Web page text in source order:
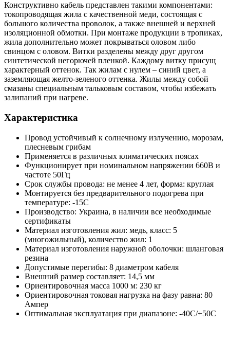
Конструктивно кабель представлен такими компонентами:
токопроводящая жила с качественной меди, состоящая с
большого количества проволок, а также внешней и верхней
изоляционной обмотки. При монтаже продукции в тропиках,
жила дополнительно может покрываться оловом либо
свинцом с оловом. Витки разделены между друг другом
синтетической негорючей пленкой. Каждому витку присущ
характерный оттенок. Так жилам с нулем – синий цвет, а
заземляющая желто-зеленого оттенка. Жилы между собой
смазаны специальным тальковым составом, чтобы избежать
залипаний при нагреве.
Характеристика
Провод устойчивый к солнечному излучению, морозам,
плесневым грибам
Применяется в различных климатических поясах
Функционирует при номинальном напряжении 660В и
частоте 50Гц
Срок службы провода: не менее 4 лет, форма: круглая
Монтируется без предварительного подогрева при
температуре: -15С
Производство: Украина, в наличии все необходимые
сертификаты
Материал изготовления жил: медь, класс: 5
(многожильный), количество жил: 1
Материал изготовления наружной оболочки: шланговая
резина
Допустимые перегибы: 8 диаметром кабеля
Внешний размер составляет: 14,5 мм
Ориентировочная масса 1000 м: 230 кг
Ориентировочная токовая нагрузка на фазу равна: 80
Ампер
Оптимальная эксплуатация при диапазоне: -40С/+50С